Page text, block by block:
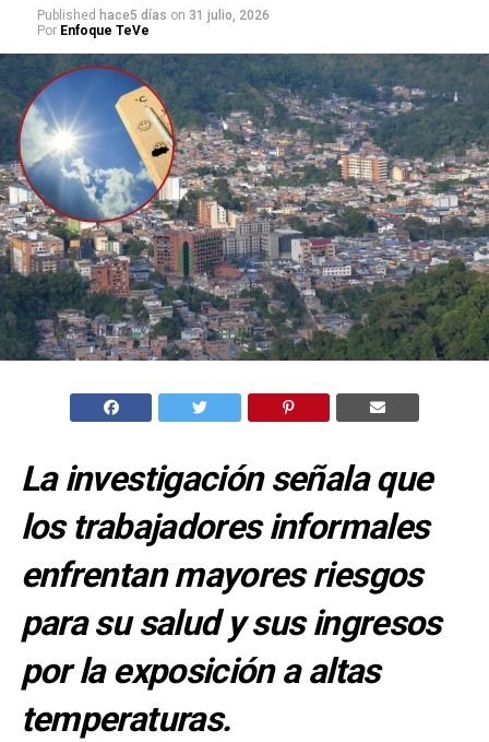
Published hace5 días on 31 julio, 2026
Por Enfoque TeVe
La investigación señala que
los trabajadores informales
enfrentan mayores riesgos
para su salud y sus ingresos
por la exposición a altas
temperaturas.